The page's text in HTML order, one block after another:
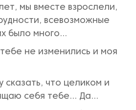
мы вместе взрослели,
всевозможные
было много…
не изменились и моя
что целиком и
себя тебе… Да…